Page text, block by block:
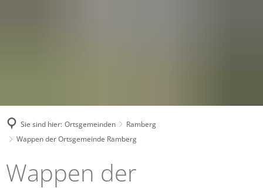
Sie sind hier: Ortsgemeinden
Ramberg
Wappen der Ortsgemeinde Ramberg
Wappen
Wappen der